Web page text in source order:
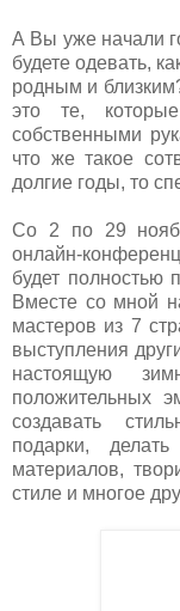
А Вы уже начали
будете одевать,
родным и
это те,
собственными
что же такое
долгие годы, то
Со 2 по 29
онлайн-
будет полностью
Вместе со мной
мастеров из 7
выступления
настоящую
положительных
создавать
подарки,
материалов,
стиле и